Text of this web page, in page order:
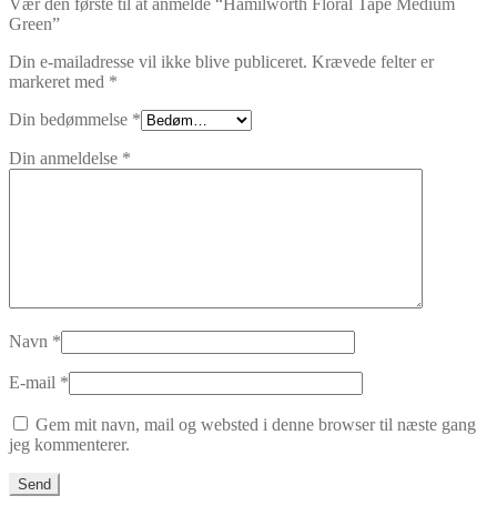
Green”
Din e-mailadresse vil ikke blive publiceret. Krævede felter er
markeret med *
Din bedømmelse *
Din anmeldelse *
Navn *
E-mail *
Gem mit navn, mail og websted i denne browser til næste gang
jeg kommenterer.